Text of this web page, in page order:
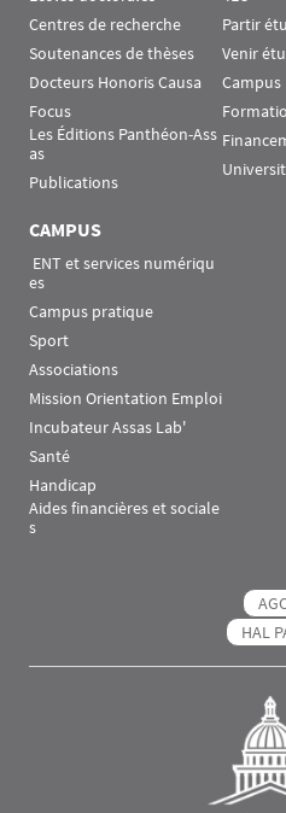
Centres de recherche
Soutenances de thèses
Docteurs Honoris Causa
Focus
Les Éditions Panthéon-Ass
as
Publications
Partir
Venir
CAMPUS
es
Campus pratique
Sport
Associations
Mission Orientation Emploi
Incubateur Assas Lab'
Santé
Handicap
Aides financières et sociale
s
HAL